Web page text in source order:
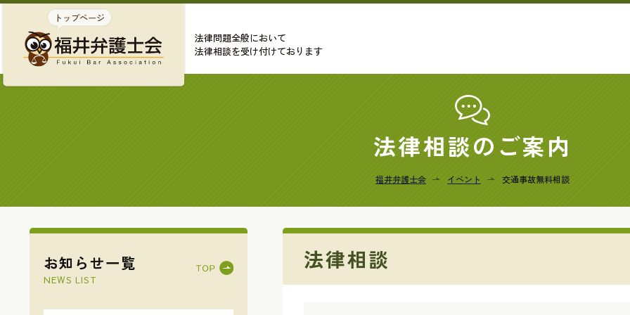
法律問題全般において
法律相談を受け付けております
法律相談のご案内
福井弁護士会 イベント 交通事故無料相談
お知らせ一覧
NEWS LIST
法律相談